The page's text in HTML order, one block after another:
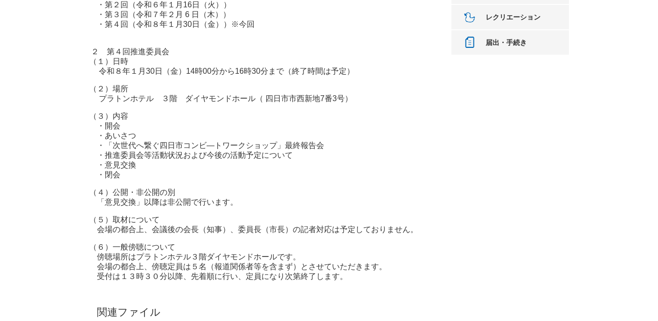
・第２回（令和６年１月16日（火））
・第３回（令和７年２月 6 日（木））
・第４回（令和８年１月30日（金））※今回
２ 第４回推進委員会
（１）日時
令和８年１月30日（金）14時00分から16時30分まで（終了時間は予定）
（２）場所
プラトンホテル ３階 ダイヤモンドホール（ 四日市市西新地7番3号）
（３）内容
・開会
・あいさつ
・「次世代へ繋ぐ四日市コンビ―トワークショップ」最終報告会
・推進委員会等活動状況および今後の活動予定について
・意見交換
・閉会
（４）公開・非公開の別
「意見交換」以降は非公開で行います。
（５）取材について
会場の都合上、会議後の会長（知事）、委員長（市長）の記者対応は予定しておりません。
（６）一般傍聴について
傍聴場所はプラトンホテル３階ダイヤモンドホールです。
会場の都合上、傍聴定員は５名（報道関係者等を含まず）とさせていただきます。
受付は１３時３０分以降、先着順に行い、定員になり次第終了します。
関連ファイル
レクリエーション
届出・手続き